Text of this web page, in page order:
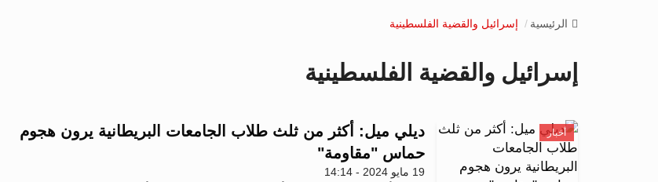
الرئيسية إسرائيل والقضية الفلسطينية
إسرائيل والقضية الفلسطينية
أخبار
ديلي ميل: أكثر من ثلث طلاب الجامعات البريطانية يرون هجوم
حماس "مقاومة"
19 مايو 2024 - 14:14